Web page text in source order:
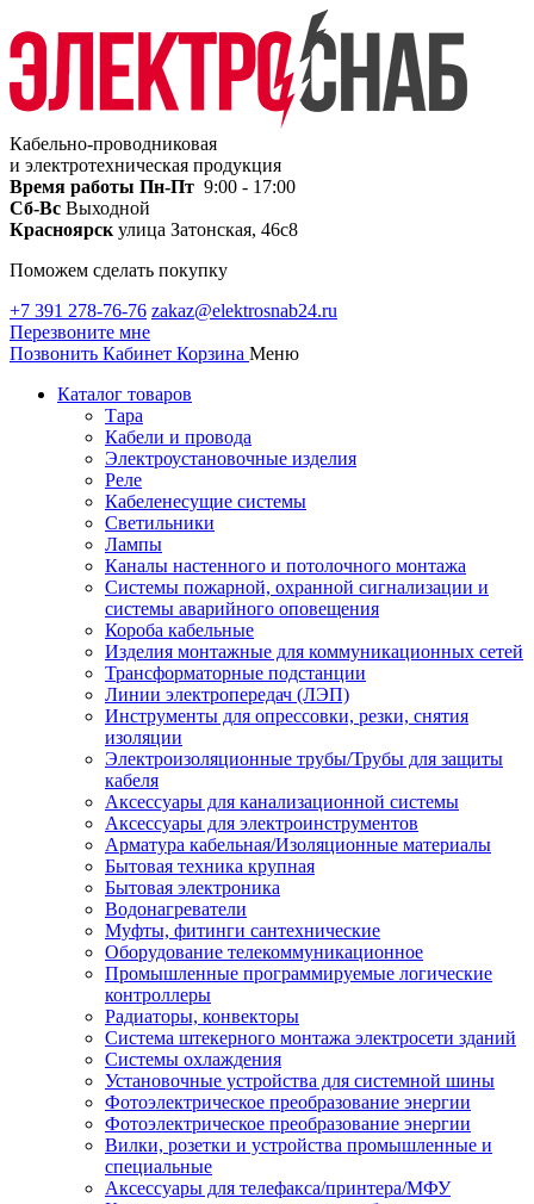
Кабельно-проводниковая
и электротехническая продукция
Время работы Пн-Пт 9:00 - 17:00
Сб-Вс Выходной
Красноярск улица Затонская, 46с8
Поможем сделать покупку
+7 391 278-76-76 zakaz@elektrosnab24.ru
Перезвоните мне
Позвонить Кабинет Корзина Меню
Каталог товаров
Тара
Кабели и провода
Электроустановочные изделия
Реле
Кабеленесущие системы
Светильники
Лампы
Каналы настенного и потолочного монтажа
Системы пожарной, охранной сигнализации и
системы аварийного оповещения
Короба кабельные
Изделия монтажные для коммуникационных сетей
Трансформаторные подстанции
Линии электропередач (ЛЭП)
Инструменты для опрессовки, резки, снятия
изоляции
Электроизоляционные трубы/Трубы для защиты
кабеля
Аксессуары для канализационной системы
Аксессуары для электроинструментов
Арматура кабельная/Изоляционные материалы
Бытовая техника крупная
Бытовая электроника
Водонагреватели
Муфты, фитинги сантехнические
Оборудование телекоммуникационное
Промышленные программируемые логические
контроллеры
Радиаторы, конвекторы
Система штекерного монтажа электросети зданий
Системы охлаждения
Установочные устройства для системной шины
Фотоэлектрическое преобразование энергии
Фотоэлектрическое преобразование энергии
Вилки, розетки и устройства промышленные и
специальные
Аксессуары для телефакса/принтера/МФУ